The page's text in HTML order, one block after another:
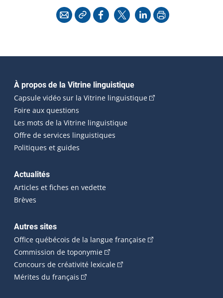
CourrielCopier l'adresse
Facebook
X LinkedInImprimer
Navigation principale
À propos de la Vitrine linguistique
Capsule vidéo sur la Vitrine linguistique(Cet hyperlien
Foire aux questions
Les mots de la Vitrine linguistique
Offre de services linguistiques
Politiques et guides
Actualités
Articles et fiches en vedette
Brèves
Autres sites
Office québécois de la langue française(Cet hyperlien
Commission de toponymie(Cet hyperlien externe s'ouvrira
Concours de créativité lexicale(Cet hyperlien externe
Mérites du français (Cet hyperlien externe s'ouvrira dans une